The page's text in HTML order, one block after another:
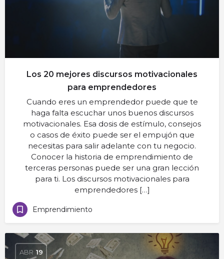
Los 20 mejores discursos motivacionales
para emprendedores
Cuando eres un emprendedor puede que te
haga falta escuchar unos buenos discursos
motivacionales. Esa dosis de estímulo, consejos
o casos de éxito puede ser el empujón que
necesitas para salir adelante con tu negocio.
Conocer la historia de emprendimiento de
terceras personas puede ser una gran lección
para ti. Los discursos motivacionales para
emprendedores […]
Emprendimiento
ABR 19